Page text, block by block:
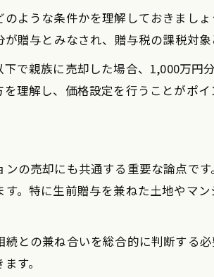
対策の具体例
ような条件かを理解しておきまし
贈与とみなされ、贈与税の課税対象
で親族に売却した場合、1,000万円
理解し、価格設定を行うことがポイ
の売却にも共通する重要な論点で
。特に生前贈与を兼ねた土地やマ
との兼ね合いを総合的に判断する
す。